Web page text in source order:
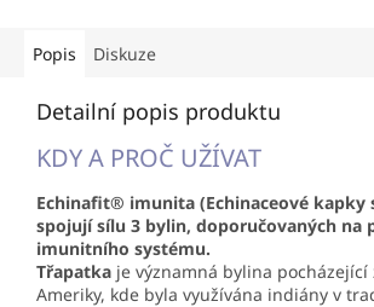
Popis Diskuze
Detailní popis produktu
KDY A PROČ UŽÍVAT
Echinafit® imunita (Echinaceové kapky
spojují sílu 3 bylin, doporučovaných na
imunitního systému.
Třapatka je významná bylina pocházející
Ameriky, kde byla využívána indiány v